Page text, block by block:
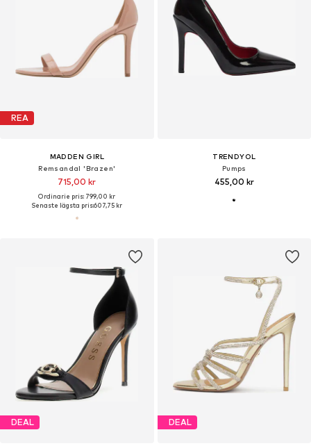
REA
MADDEN GIRL
Remsandal 'Brazen'
715,00 kr
Ordinarie pris: 799,00 kr
Senaste lägsta pris:607,75 kr
TRENDYOL
Pumps
455,00 kr
DEAL DEAL